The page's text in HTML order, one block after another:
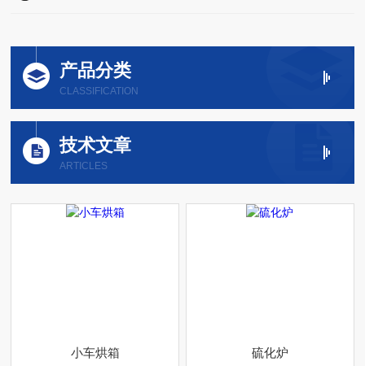
产品分类
CLASSIFICATION
技术文章
ARTICLES
小车烘箱 硫化炉